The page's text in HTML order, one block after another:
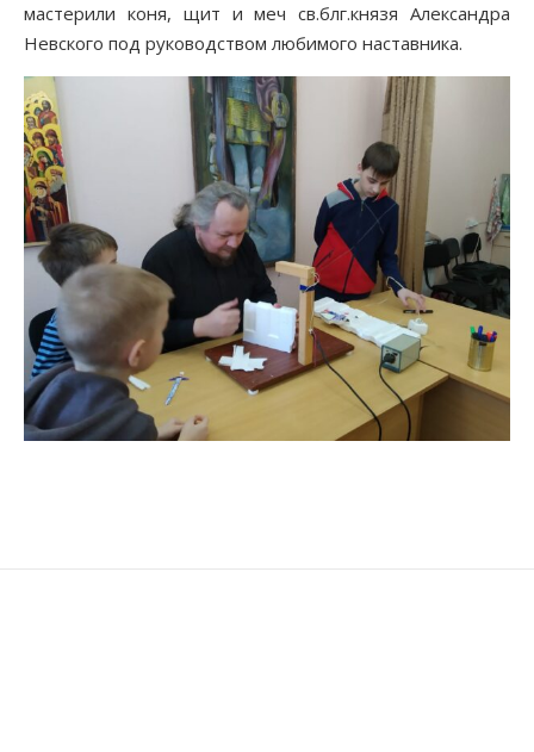
мастерили коня, щит и меч св.блг.князя Александра
Невского под руководством любимого наставника.